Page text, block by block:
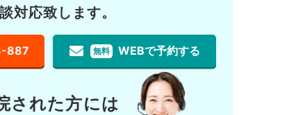
対応致します。
887 無料 WEBで予約する
された方には